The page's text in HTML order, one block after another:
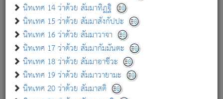
นิทเทศ 14 ว่าด้วย สัมมาทิฏฐิ
นิทเทศ 15 ว่าด้วย สัมมาสังกัปปะ
นิทเทศ 16 ว่าด้วย สัมมาวาจา
นิทเทศ 17 ว่าด้วย สัมมากัมมันตะ
นิทเทศ 18 ว่าด้วย สัมมาอาชีวะ
นิทเทศ 19 ว่าด้วย สัมมาวายามะ
นิทเทศ 20 ว่าด้วย สัมมาสติ
ผู้ศึกษาก็พึงตรวจสอบกับตัวเล่มหนังสือต้นฉบับ ที่มีการพิมพ์ครั้งล่าสุด
ก่อนนำข้อมูลไปใช้ในการอ้างอิง"
เกี่ยวกับอัตถจารี|เกี่ยวกับการพัฒนา|แจ้งข้อผิดพลาด / แนะนำ
หนังสือที่เกี่ยวข้อง